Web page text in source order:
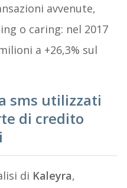
avvenute,
o caring: nel 2017
a +26,3% sul
sms utilizzati
di credito
di Kaleyra,